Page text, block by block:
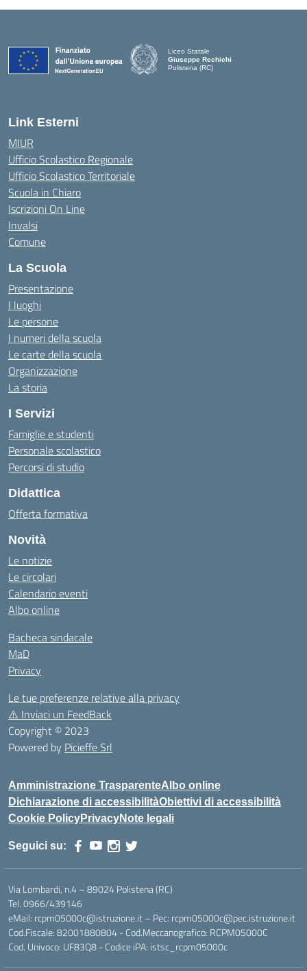
Liceo Statale
Giuseppe Rechichi
Polistena (RC)
Link Esterni
MIUR
Ufficio Scolastico Regionale
Ufficio Scolastico Territoriale
Scuola in Chiaro
Iscrizioni On Line
Invalsi
Comune
La Scuola
Presentazione
I luoghi
Le persone
I numeri della scuola
Le carte della scuola
Organizzazione
La storia
I Servizi
Famiglie e studenti
Personale scolastico
Percorsi di studio
Didattica
Offerta formativa
Novità
Le notizie
Le circolari
Calendario eventi
Albo online
Bacheca sindacale
MaD
Privacy
Le tue preferenze relative alla privacy
⚠️ Inviaci un FeedBack
Copyright © 2023
Powered by Picieffe Srl
Amministrazione TrasparenteAlbo online
Dichiarazione di accessibilitàObiettivi di accessibilità
Cookie PolicyPrivacyNote legali
Seguici su:
Via Lombardi, n.4 – 89024 Polistena (RC)
Tel. 0966/439146
eMail: rcpm05000c@istruzione.it – Pec: rcpm05000c@pec.istruzione.it
Cod.Fiscale: 82001880804 - Cod.Meccanografico: RCPM05000C
Cod. Univoco: UF83Q8 - Codice iPA: istsc_rcpm05000c